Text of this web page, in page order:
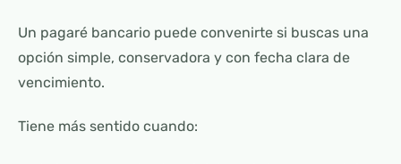
Un pagaré bancario puede convenirte si buscas una
opción simple, conservadora y con fecha clara de
vencimiento.
Tiene más sentido cuando: